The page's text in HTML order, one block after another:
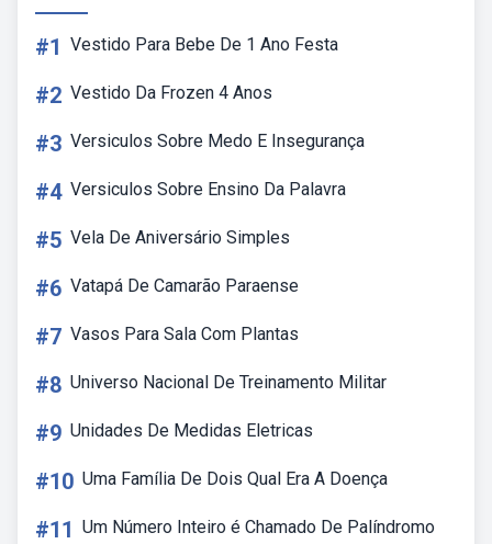
#1 Vestido Para Bebe De 1 Ano Festa
#2 Vestido Da Frozen 4 Anos
#3 Versiculos Sobre Medo E Insegurança
#4 Versiculos Sobre Ensino Da Palavra
#5 Vela De Aniversário Simples
#6 Vatapá De Camarão Paraense
#7 Vasos Para Sala Com Plantas
#8 Universo Nacional De Treinamento Militar
#9 Unidades De Medidas Eletricas
#10 Uma Família De Dois Qual Era A Doença
#11 Um Número Inteiro é Chamado De Palíndromo